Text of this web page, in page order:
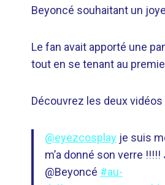
Beyoncé souhaitant un
Le fan avait apporté une
tout en se tenant au
Découvrez les deux
@eyezcosplay je suis
m’a donné son verre
@Beyoncé #au-